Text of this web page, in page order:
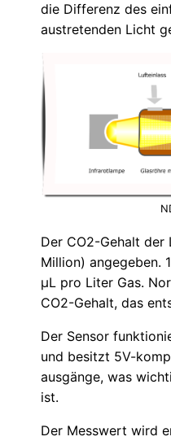
die Differenz des
austretenden Licht
Der CO2-Gehalt
Million) angegeben.
µL pro Liter Gas.
CO2-Gehalt, das
Der Sensor
und besitzt 5V-
ausgänge, was
ist.
Der Messwert wird